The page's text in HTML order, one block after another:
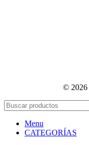
© 2026
Menu
CATEGORÍAS